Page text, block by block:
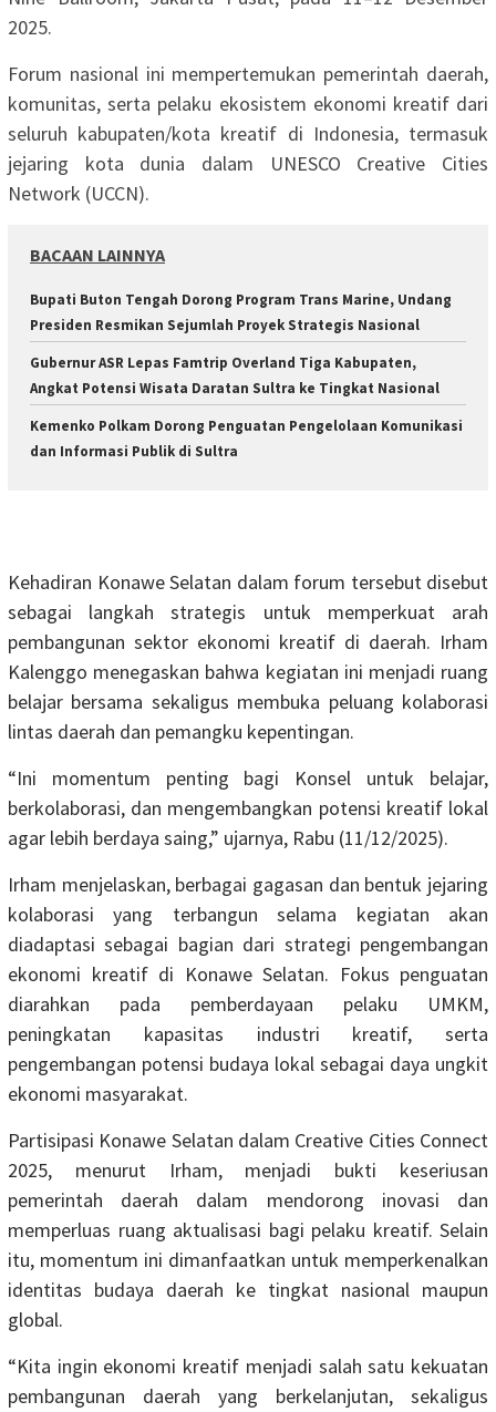
2025.
Forum nasional ini mempertemukan pemerintah daerah,
komunitas, serta pelaku ekosistem ekonomi kreatif dari
seluruh kabupaten/kota kreatif di Indonesia, termasuk
jejaring kota dunia dalam UNESCO Creative Cities
Network (UCCN).
BACAAN LAINNYA
Bupati Buton Tengah Dorong Program Trans Marine, Undang
Presiden Resmikan Sejumlah Proyek Strategis Nasional
Gubernur ASR Lepas Famtrip Overland Tiga Kabupaten,
Angkat Potensi Wisata Daratan Sultra ke Tingkat Nasional
Kemenko Polkam Dorong Penguatan Pengelolaan Komunikasi
dan Informasi Publik di Sultra
Kehadiran Konawe Selatan dalam forum tersebut disebut
sebagai langkah strategis untuk memperkuat arah
pembangunan sektor ekonomi kreatif di daerah. Irham
Kalenggo menegaskan bahwa kegiatan ini menjadi ruang
belajar bersama sekaligus membuka peluang kolaborasi
lintas daerah dan pemangku kepentingan.
“Ini momentum penting bagi Konsel untuk belajar,
berkolaborasi, dan mengembangkan potensi kreatif lokal
agar lebih berdaya saing,” ujarnya, Rabu (11/12/2025).
Irham menjelaskan, berbagai gagasan dan bentuk jejaring
kolaborasi yang terbangun selama kegiatan akan
diadaptasi sebagai bagian dari strategi pengembangan
ekonomi kreatif di Konawe Selatan. Fokus penguatan
diarahkan pada pemberdayaan pelaku UMKM,
peningkatan kapasitas industri kreatif, serta
pengembangan potensi budaya lokal sebagai daya ungkit
ekonomi masyarakat.
Partisipasi Konawe Selatan dalam Creative Cities Connect
2025, menurut Irham, menjadi bukti keseriusan
pemerintah daerah dalam mendorong inovasi dan
memperluas ruang aktualisasi bagi pelaku kreatif. Selain
itu, momentum ini dimanfaatkan untuk memperkenalkan
identitas budaya daerah ke tingkat nasional maupun
global.
“Kita ingin ekonomi kreatif menjadi salah satu kekuatan
pembangunan daerah yang berkelanjutan, sekaligus